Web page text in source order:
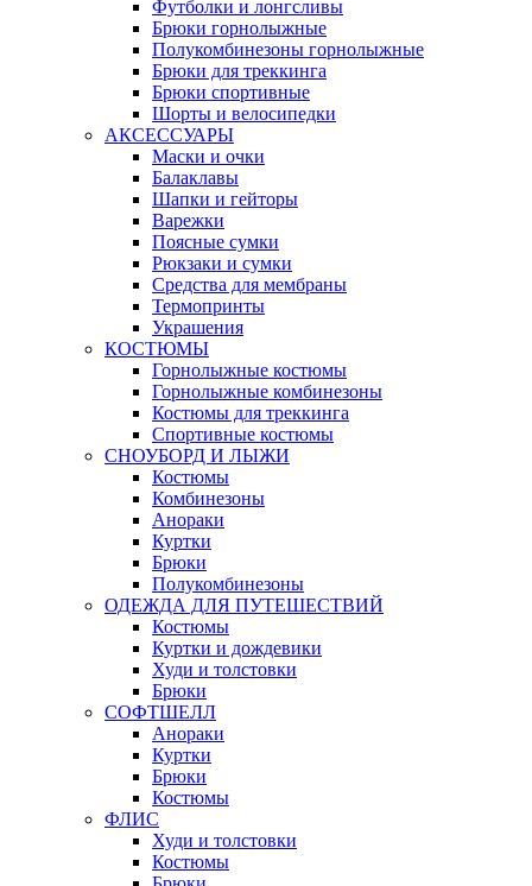
Футболки и лонгсливы
Брюки горнолыжные
Полукомбинезоны горнолыжные
Брюки для треккинга
Брюки спортивные
Шорты и велосипедки
АКСЕССУАРЫ
Маски и очки
Балаклавы
Шапки и гейторы
Варежки
Поясные сумки
Рюкзаки и сумки
Средства для мембраны
Термопринты
Украшения
КОСТЮМЫ
Горнолыжные костюмы
Горнолыжные комбинезоны
Костюмы для треккинга
Спортивные костюмы
СНОУБОРД И ЛЫЖИ
Костюмы
Комбинезоны
Анораки
Куртки
Брюки
Полукомбинезоны
ОДЕЖДА ДЛЯ ПУТЕШЕСТВИЙ
Костюмы
Куртки и дождевики
Худи и толстовки
Брюки
СОФТШЕЛЛ
Анораки
Куртки
Брюки
Костюмы
ФЛИС
Худи и толстовки
Костюмы